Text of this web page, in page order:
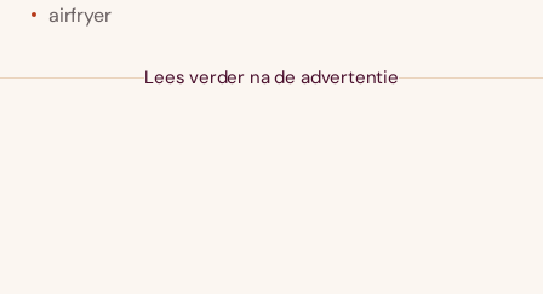
airfryer
Lees verder na de advertentie